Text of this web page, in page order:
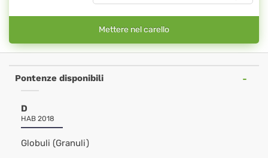
Mettere nel carello
Pontenze disponibili
D
HAB 2018
Globuli (Granuli)